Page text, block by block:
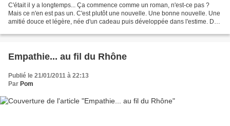
C'était il y a longtemps... Ça commence comme un roman, n'est-ce pas ?
Mais ce n'en est pas un. C'est plutôt une nouvelle. Une bonne nouvelle. Une
amitié douce et légère, née d'un cadeau puis développée dans l'estime. Des
Empathie... au fil du Rhône
Publié le 21/01/2011 à 22:13
Par Pom